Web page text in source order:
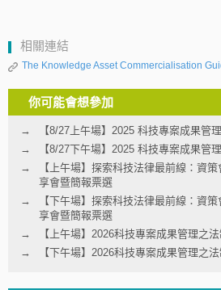
相關連結
The Knowledge Asset Commercialisation
你可能會想參加
【8/27上午場】2025 科技專案成果管
【8/27下午場】2025 科技專案成果管
【上午場】探索科技法律最前線：資
享會暨簡報票選
【下午場】探索科技法律最前線：資
享會暨簡報票選
【上午場】2026科技專案成果管理之
【下午場】2026科技專案成果管理之